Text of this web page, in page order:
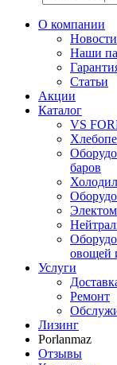
О компании
Новости
Наши
Статьи
Акции
Каталог
VS
баров
овощей
Услуги
Ремонт
Лизинг
Porlanmaz
Отзывы